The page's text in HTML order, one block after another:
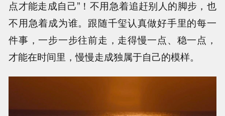
点才能走成自己”！不用急着追赶别人的脚步，也
不用急着成为谁。跟随千玺认真做好手里的每一
件事，一步一步往前走，走得慢一点、稳一点，
才能在时间里，慢慢走成独属于自己的模样。